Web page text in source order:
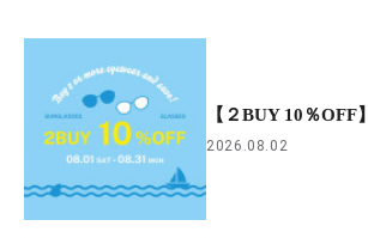
【２BUY 10％OFF】
2026.08.02